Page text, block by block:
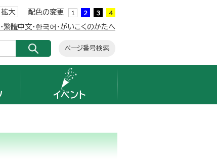
拡大 配色の変更
體中文・한국어・がいこくのかたへ
ページ番号検索
イベント